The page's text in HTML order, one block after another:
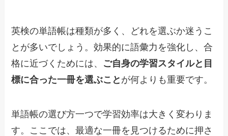
英検の単語帳は種類が多く、どれを選ぶか迷うこ
とが多いでしょう。効果的に語彙力を強化し、合
格に近づくためには、 ご自身の学習スタイルと目
標に合った一冊を選ぶこと が何よりも重要です。
単語帳の選び方一つで学習効率は大きく変わりま
す。ここでは、最適な一冊を見つけるために押さ